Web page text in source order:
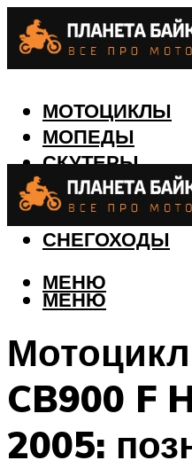
МОТОЦИКЛЫ
МОПЕДЫ
СКУТЕРЫ
ЛОДКИ
СНЕГОХОДЫ
МЕНЮ
МЕНЮ
CB900 F
2005: